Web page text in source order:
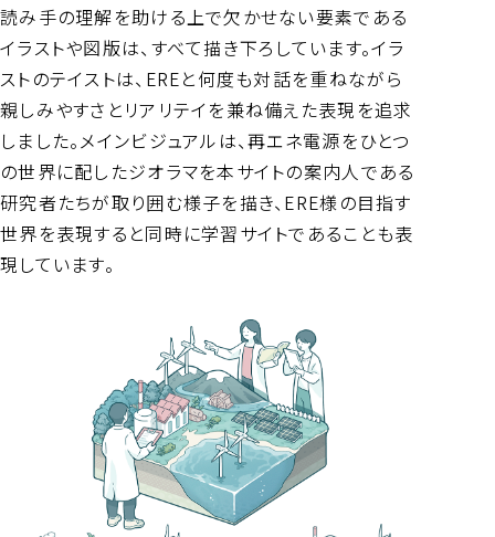
読み手の理解を助ける上で欠かせない要素である
イラストや図版は、すべて描き下ろしています。イラ
ストのテイストは、EREと何度も対話を重ねながら
親しみやすさとリアリテイを兼ね備えた表現を追求
しました。メインビジュアルは、再エネ電源をひとつ
の世界に配したジオラマを本サイトの案内人である
研究者たちが取り囲む様子を描き、ERE様の目指す
世界を表現すると同時に学習サイトであることも表
現しています。